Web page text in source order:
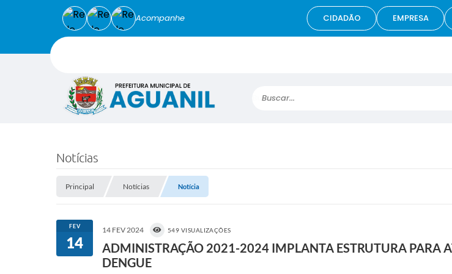
Buscar...
Acompanhe CIDADÃO EMPRESA
Notícias
Principal Notícias Notícia
FEV
14
14 FEV 2024 549 VISUALIZAÇÕES
ADMINISTRAÇÃO 2021-2024 IMPLANTA ESTRUTURA PARA
DENGUE